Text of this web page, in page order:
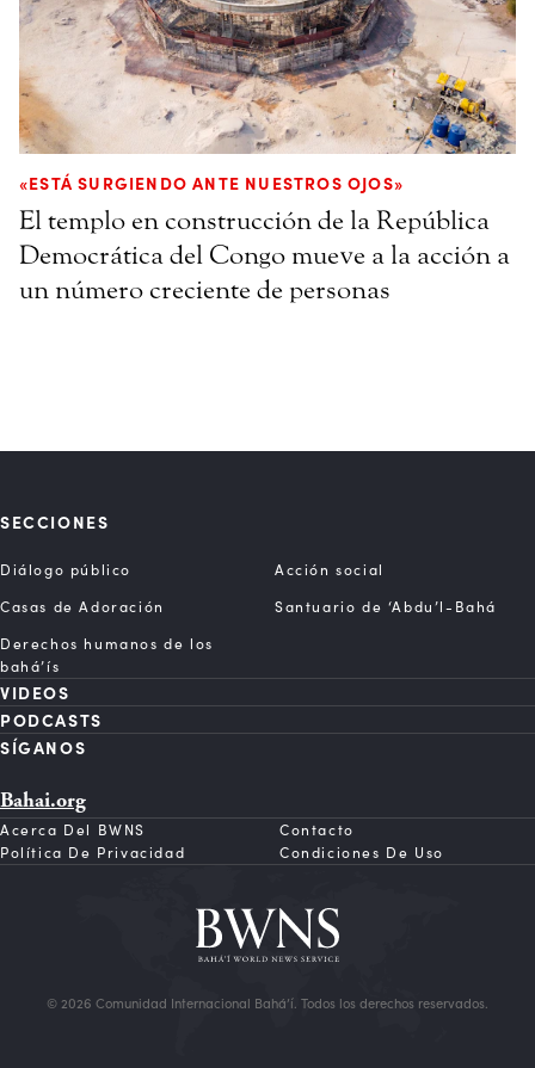
«ESTÁ SURGIENDO ANTE NUESTROS OJOS»
El templo en construcción de la República
Democrática del Congo mueve a la acción a
un número creciente de personas
SECCIONES
Diálogo público
Acción social
Casas de Adoración
Santuario de ‘Abdu’l-Bahá
Derechos humanos de los
bahá’ís
VIDEOS
PODCASTS
SÍGANOS
Bahai.org
Acerca Del BWNS
Contacto
Política De Privacidad
Condiciones De Uso
© 2026 Comunidad Internacional Bahá’í. Todos los derechos reservados.